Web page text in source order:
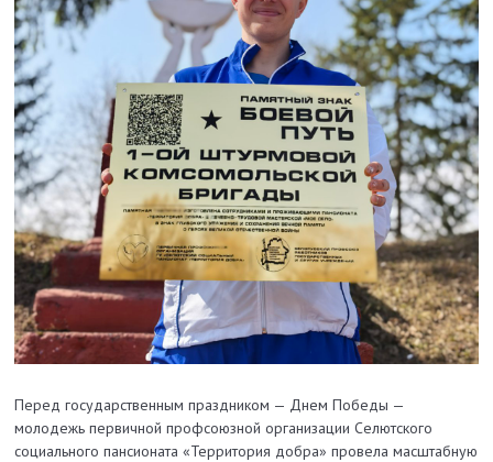
Перед государственным праздником — Днем Победы —
молодежь первичной профсоюзной организации Селютского
социального пансионата «Территория добра» провела масштабную